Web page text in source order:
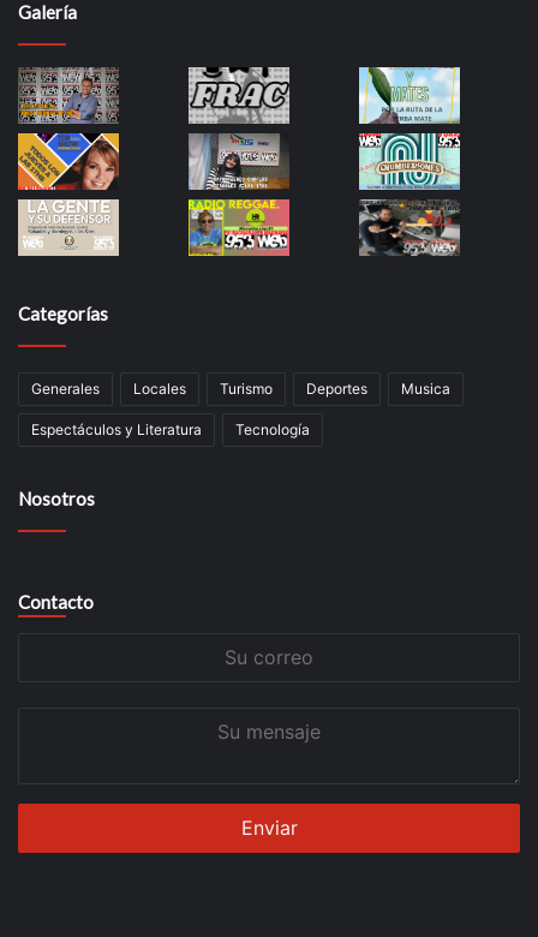
Galería
Categorías
Generales Locales Turismo Deportes Musica
Espectáculos y Literatura Tecnología
Nosotros
Contacto